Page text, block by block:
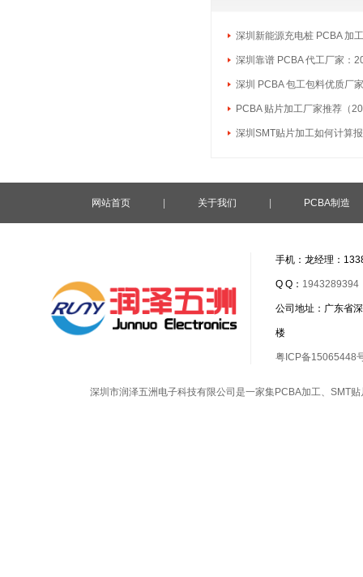
深圳新能源充电桩 PCBA 加
深圳靠谱 PCBA 代工厂家：
深圳 PCBA 包工包料优质厂
PCBA 贴片加工厂家推荐（
深圳SMT贴片加工如何计算
网站首页 关于我们 PCBA制造
手机：龙经理：
Q Q： 1943289394
公司地址：广东省
楼
粤ICP备15065448
深圳市润泽五洲电子科技有限公司是一家集PCBA加工、 SMT贴